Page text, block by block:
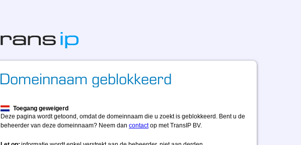
Toegang geweigerd
Deze pagina wordt getoond, omdat de domeinnaam die u zoekt is geblokkeerd. Bent u de
beheerder van deze domeinnaam? Neem dan contactop met TransIP BV.